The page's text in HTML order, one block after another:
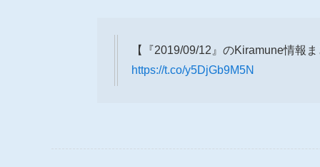
【『2019/09/12』のKiramune情報ま
https://t.co/y5DjGb9M5N